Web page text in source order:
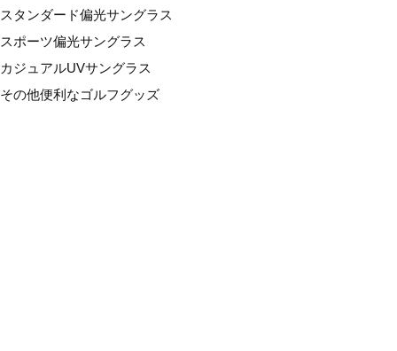
スタンダード偏光サングラス
スポーツ偏光サングラス
カジュアルUVサングラス
その他便利なゴルフグッズ